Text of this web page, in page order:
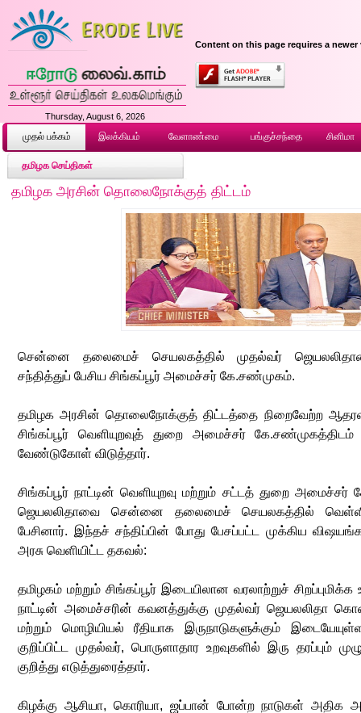
Thursday, August 6, 2026
Content on this page requires a
முதல் ப‌க்க‌ம் இலக்கியம் வேளாண்மை பங்குச்சந்தை சினிமா
தமிழக செய்திகள்
தமிழக அரசின் தொலைநோக்குத் திட்டம்
சென்னை தலைமைச் செயலகத்தில் முதல்வர்
சந்தித்துப் பேசிய சிங்கப்பூர் அமைச்சர் கே.சண்முகம்.
தமிழக அரசின் தொலைநோக்குத் திட்டத்தை நிறைவேற்ற
சிங்கப்பூர் வெளியுறவுத் துறை அமைச்சர்
வேண்டுகோள் விடுத்தார்.
சிங்கப்பூர் நாட்டின் வெளியுறவு மற்றும் சட்டத் துறை
ஜெயலலிதாவை சென்னை தலைமைச் செயலகத்தில்
பேசினார். இந்தச் சந்திப்பின் போது பேசப்பட்ட முக்கிய
அரசு வெளியிட்ட தகவல்:
தமிழகம் மற்றும் சிங்கப்பூர் இடையிலான வரலாற்றுச் சிறப்புமிக்க
நாட்டின் அமைச்சரின் கவனத்துக்கு முதல்வர் ஜெயலலிதா
மற்றும் மொழியியல் ரீதியாக இருநாடுகளுக்கும்
குறிப்பிட்ட முதல்வர், பொருளாதார உறவுகளில் இரு தரப்பும்
குறித்து எடுத்துரைத்தார்.
கிழக்கு ஆசியா, கொரியா, ஜப்பான் போன்ற நாடுகள் அதிக